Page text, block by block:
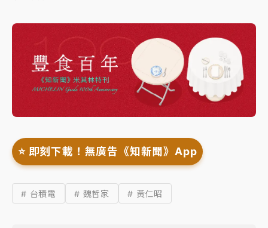
⭐️ 即刻下載！無廣告《知新聞》App
# 台積電 # 魏哲家 # 黃仁昭